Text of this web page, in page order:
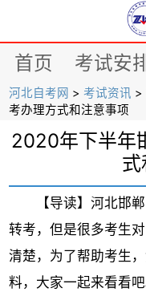
首页 考试安
河北自考网 >考试资讯 >
考办理方式和注意事项
2020年下半年
【导读】河北邯郸
转考，但是很多考生
清楚，为了帮助考生
料，大家一起来看看吧